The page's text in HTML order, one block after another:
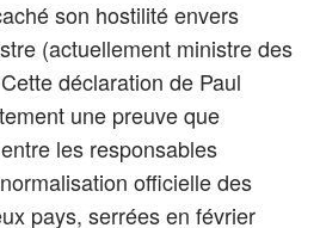
son hostilité envers
(actuellement ministre des
déclaration de Paul
une preuve que
les responsables
officielle des
pays, serrées en février